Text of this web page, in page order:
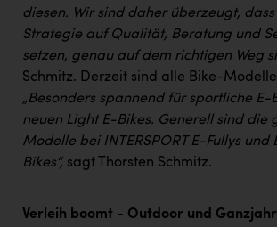
Passage Linz
PEZ
REMAX
RE/MAX Welcome
RUBBLE MASTER
diesen. Wir sind daher überzeugt,
Strategie auf Qualität, Beratung und
setzen, genau auf dem richtigen Weg
Schmitz. Derzeit sind alle Bike-
„Besonders spannend für sportliche E-
neuen Light E-Bikes. Generell sind die
Modelle bei INTERSPORT E-Fullys und
Bikes“, sagt Thorsten Schmitz.
Verleih boomt - Outdoor und